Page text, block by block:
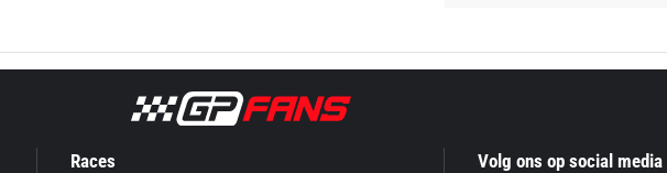
Races Volg ons op social media